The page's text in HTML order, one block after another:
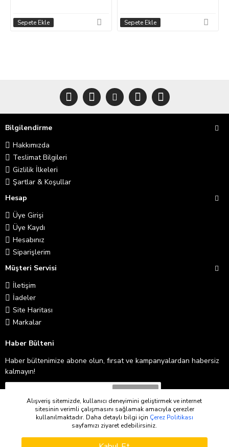
Sepete Ekle Sepete Ekle
Bilgilendirme
Hakkımızda
Teslimat Bilgileri
Gizlilik İlkeleri
Şartlar & Koşullar
Hesap
Üye Girişi
Üye Kaydı
Hesabınız
Siparişlerim
Müşteri Servisi
İletişim
İadeler
Site Haritası
Markalar
Haber Bülteni
Haber bültenimize abone olun, fırsat ve kampanyalardan habersiz
kalmayın!
Abone Ol
Gizlilik İlkeleri 'ni okudum ve kabul ediyorum.
Copyright © 2026
Alışveriş sitemizde, kullanıcı deneyimini geliştirmek ve internet
sitesinin verimli çalışmasını sağlamak amacıyla çerezler
kullanılmaktadır. Daha detaylı bilgi için Çerez Politikası
sayfamızı ziyaret edebilirsiniz.